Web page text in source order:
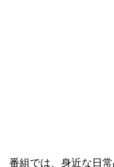
番組では、身近な日